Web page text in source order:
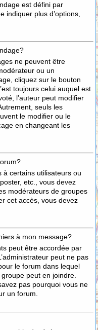
est défini par
indiquer plus d’options,
ne peuvent être
ou un
cliquez sur le bouton
toujours celui auquel est
l’auteur peut modifier
seuls les
le modifier ou le
en changeant les
certains utilisateurs ou
etc., vous devez
modérateurs de groupes
cet accès, vous devez
à mon message?
peut être accordée par
peut ne pas
le forum dans lequel
peut en joindre.
pas pourquoi vous ne
un forum.